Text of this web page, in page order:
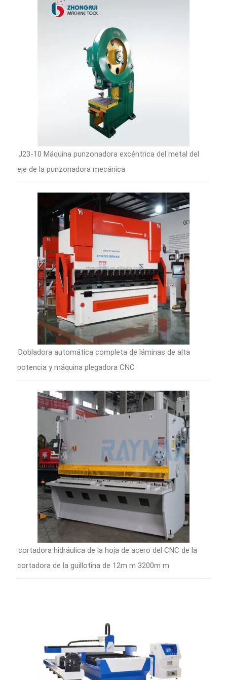
J23-10 Máquina punzonadora excéntrica del metal del
eje de la punzonadora mecánica
Dobladora automática completa de láminas de alta
potencia y máquina plegadora CNC
cortadora hidráulica de la hoja de acero del CNC de la
cortadora de la guillotina de 12m m 3200m m